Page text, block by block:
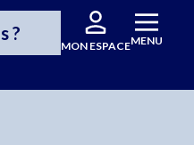
MON ESPACEMENU